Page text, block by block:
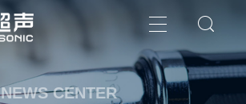
NEWS CENTER